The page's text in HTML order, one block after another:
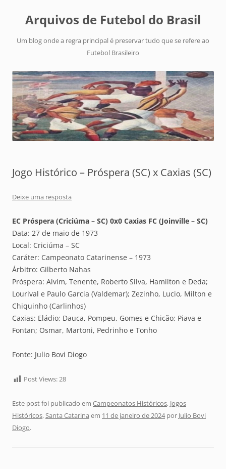
Arquivos de Futebol do Brasil
Um blog onde a regra principal é preservar tudo que se refere ao
Futebol Brasileiro
Jogo Histórico – Próspera (SC) x Caxias (SC)
Deixe uma resposta
EC Próspera (Criciúma – SC) 0x0 Caxias FC (Joinville – SC)
Data: 27 de maio de 1973
Local: Criciúma – SC
Caráter: Campeonato Catarinense – 1973
Árbitro: Gilberto Nahas
Próspera: Alvim, Tenente, Roberto Silva, Hamilton e Deda;
Lourival e Paulo Garcia (Valdemar); Zezinho, Lucio, Milton e
Chiquinho (Carlinhos)
Caxias: Eládio; Dauca, Pompeu, Gomes e Chicão; Piava e
Fontan; Osmar, Martoni, Pedrinho e Tonho
Fonte: Julio Bovi Diogo
Post Views:28
Este post foi publicado em Campeonatos Históricos, Jogos
Históricos,Santa Catarina em 11 de janeiro de 2024por Julio Bovi
Diogo.